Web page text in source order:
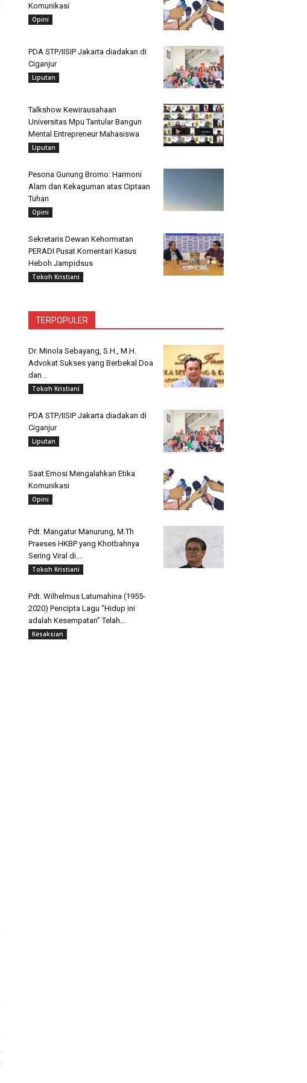
Komunikasi
Opini
PDA STP/IISIP Jakarta diadakan di
Ciganjur
Liputan
Talkshow Kewirausahaan
Universitas Mpu Tantular Bangun
Mental Entrepreneur Mahasiswa
Liputan
Pesona Gunung Bromo: Harmoni
Alam dan Kekaguman atas Ciptaan
Tuhan
Opini
Sekretaris Dewan Kehormatan
PERADI Pusat Komentari Kasus
Heboh Jampidsus
Tokoh Kristiani
TERPOPULER
Dr. Minola Sebayang, S.H., M.H.
Advokat Sukses yang Berbekal Doa
dan...
Tokoh Kristiani
PDA STP/IISIP Jakarta diadakan di
Ciganjur
Liputan
Saat Emosi Mengalahkan Etika
Komunikasi
Opini
Pdt. Mangatur Manurung, M.Th
Praeses HKBP yang Khotbahnya
Sering Viral di...
Tokoh Kristiani
Pdt. Wilhelmus Latumahina (1955-
2020) Pencipta Lagu “Hidup ini
adalah Kesempatan” Telah...
Kesaksian